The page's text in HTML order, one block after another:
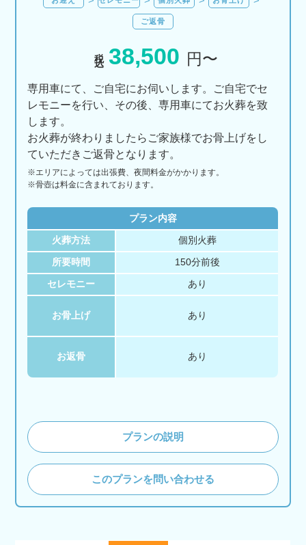
ご返骨
38,500 円〜
専用車にて、ご自宅にお伺いします。ご自宅でセ
レモニーを行い、その後、専用車にてお火葬を致
します。
お火葬が終わりましたらご家族様でお骨上げをし
ていただきご返骨となります。
※エリアによっては出張費、夜間料金がかかります。
※骨壺は料金に含まれております。
プラン内容
火葬方法 個別火葬
所要時間 150分前後
セレモニー あり
お骨上げ あり
お返骨 あり
プランの説明
このプランを問い合わせる